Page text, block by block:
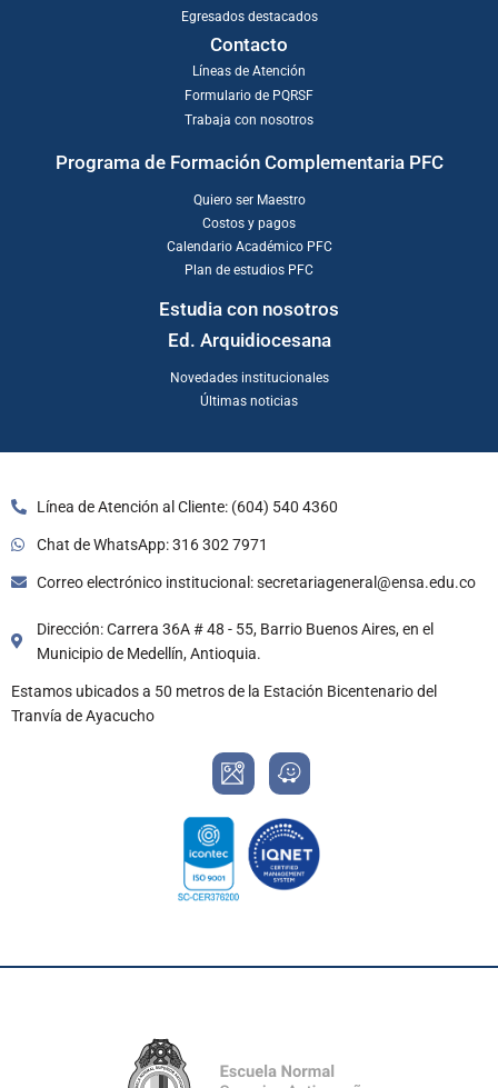
Egresados destacados
Contacto
Líneas de Atención
Formulario de PQRSF
Trabaja con nosotros
Programa de Formación Complementaria PFC
Quiero ser Maestro
Costos y pagos
Calendario Académico PFC
Plan de estudios PFC
Estudia con nosotros
Ed. Arquidiocesana
Novedades institucionales
Últimas noticias
Línea de Atención al Cliente: (604) 540 4360
Chat de WhatsApp: 316 302 7971
Correo electrónico institucional: secretariageneral@ensa.edu.co
Dirección: Carrera 36A # 48 - 55, Barrio Buenos Aires, en el
Municipio de Medellín, Antioquia.
Estamos ubicados a 50 metros de la Estación Bicentenario del
Tranvía de Ayacucho